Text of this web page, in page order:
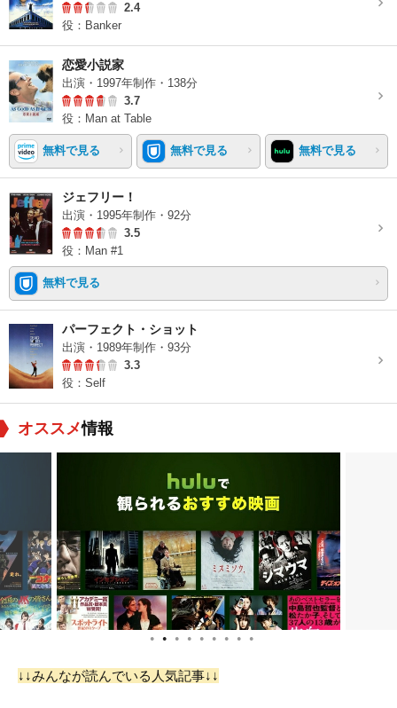
2.4
役：Banker
恋愛小説家
出演・1997年制作・138分
3.7
役：Man at Table
無料で見る 無料で見る 無料で見る
ジェフリー！
出演・1995年制作・92分
3.5
役：Man #1
無料で見る
パーフェクト・ショット
出演・1989年制作・93分
3.3
役：Self
オススメ情報
● ● ● ● ● ● ● ● ●
↓↓みんなが読んでいる人気記事↓↓